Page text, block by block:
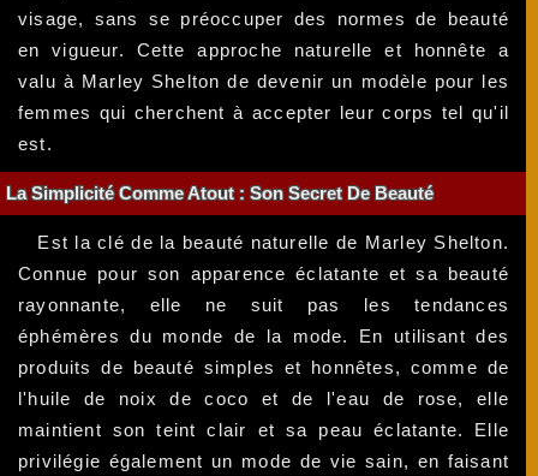
visage, sans se préoccuper des normes de beauté
en vigueur. Cette approche naturelle et honnête a
valu à Marley Shelton de devenir un modèle pour les
femmes qui cherchent à accepter leur corps tel qu'il
est.
La Simplicité Comme Atout : Son Secret De Beauté
Est la clé de la beauté naturelle de Marley Shelton.
Connue pour son apparence éclatante et sa beauté
rayonnante, elle ne suit pas les tendances
éphémères du monde de la mode. En utilisant des
produits de beauté simples et honnêtes, comme de
l'huile de noix de coco et de l'eau de rose, elle
maintient son teint clair et sa peau éclatante. Elle
privilégie également un mode de vie sain, en faisant